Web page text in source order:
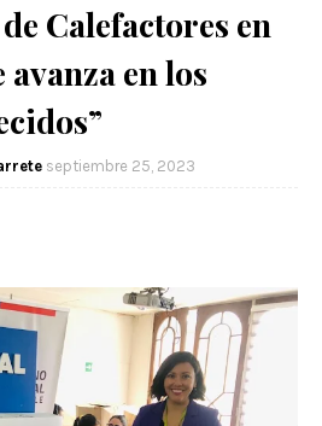
Calefactores en
en los
septiembre 25, 2023